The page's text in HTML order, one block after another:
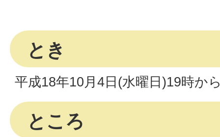
とき
平成18年10月4日(水曜日)19時か
ところ